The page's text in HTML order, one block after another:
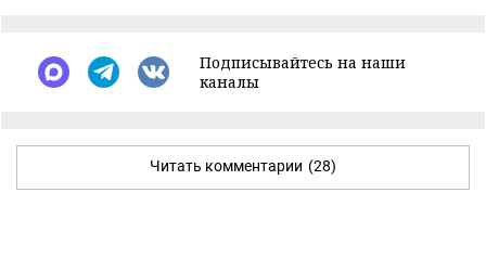
Подписывайтесь на наши
каналы
Читать комментарии (28)